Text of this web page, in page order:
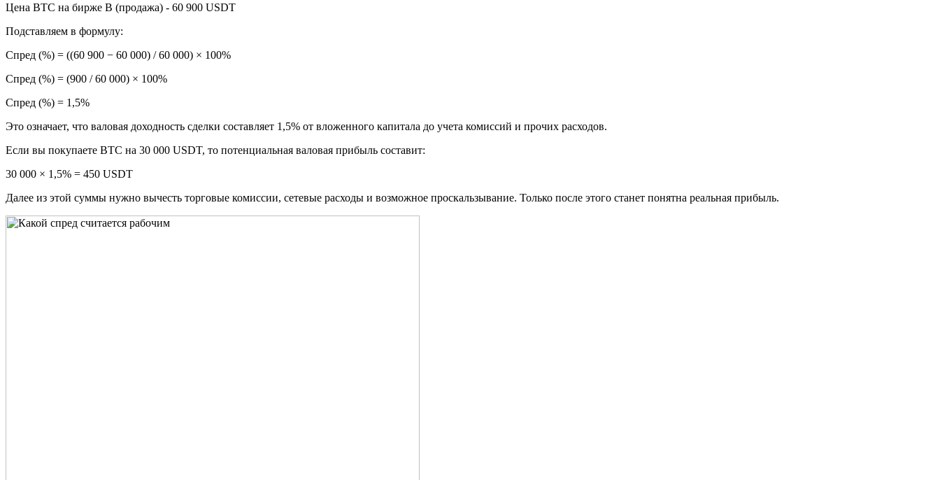
Цена BTC на бирже B (продажа) - 60 900 USDT
Подставляем в формулу:
Спред (%) = ((60 900 − 60 000) / 60 000) × 100%
Спред (%) = (900 / 60 000) × 100%
Спред (%) = 1,5%
Это означает, что валовая доходность сделки составляет 1,5% от вложенного капитала до учета комиссий и прочих расходов.
Если вы покупаете BTC на 30 000 USDT, то потенциальная валовая прибыль составит:
30 000 × 1,5% = 450 USDT
Далее из этой суммы нужно вычесть торговые комиссии, сетевые расходы и возможное проскальзывание. Только после этого станет понятна реальная прибыль.